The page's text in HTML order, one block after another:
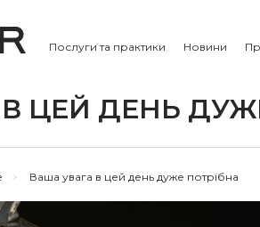
Послуги та практики Новини
ЦЕЙ ДЕНЬ
> Ваша увага в цей день дуже потрібна